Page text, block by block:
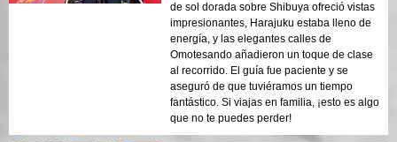
de sol dorada sobre Shibuya ofreció vistas
impresionantes, Harajuku estaba lleno de
energía, y las elegantes calles de
Omotesando añadieron un toque de clase
al recorrido. El guía fue paciente y se
aseguró de que tuviéramos un tiempo
fantástico. Si viajas en familia, ¡esto es algo
que no te puedes perder!